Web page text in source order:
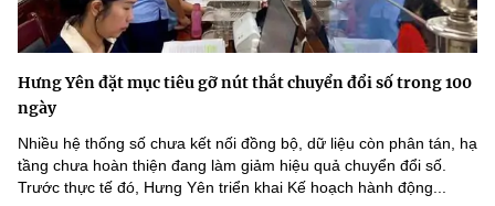
Hưng Yên đặt mục tiêu gỡ nút thắt chuyển đổi số trong 100
ngày
Nhiều hệ thống số chưa kết nối đồng bộ, dữ liệu còn phân tán, hạ
tầng chưa hoàn thiện đang làm giảm hiệu quả chuyển đổi số.
Trước thực tế đó, Hưng Yên triển khai Kế hoạch hành động...